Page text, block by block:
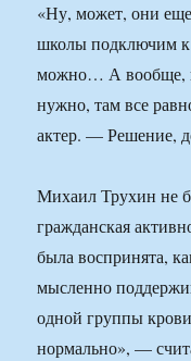
«Ну, может, они
школы подключим к
можно… А вообще,
нужно, там все
актер. — Решение,
Михаил Трухин не
гражданская
была воспринята,
мысленно
одной группы
нормально», —